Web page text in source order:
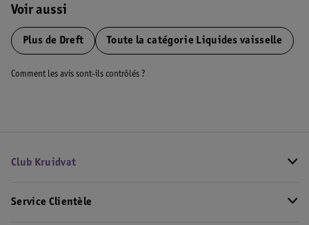
Voir aussi
Plus de Dreft Toute la catégorie Liquides vaisselle
Comment les avis sont-ils contrôlés ?
Club Kruidvat
Service Clientèle